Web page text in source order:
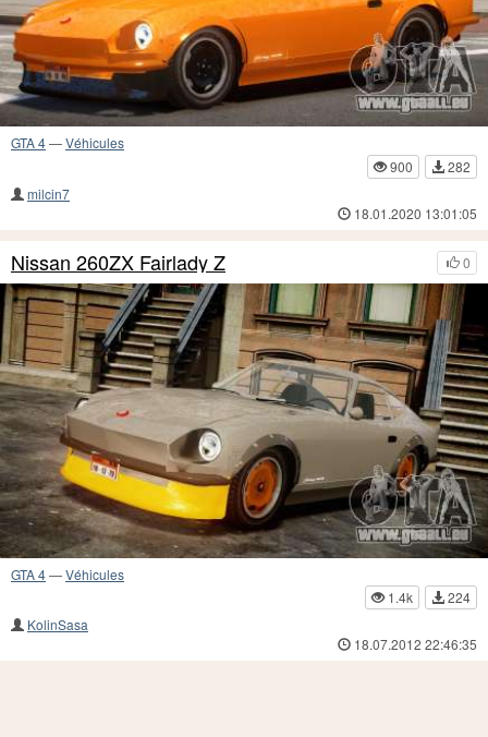
GTA 4—Véhicules
900
282
milcin7
18.01.2020 13:01:05
0
Nissan 260ZX Fairlady Z
GTA 4—Véhicules
1.4k
224
KolinSasa
18.07.2012 22:46:35